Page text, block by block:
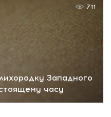
Западного
часу
711